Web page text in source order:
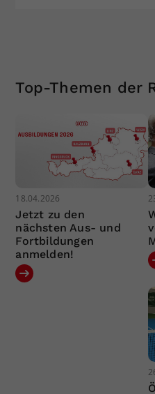
Top-Themen der
18.04.2026
Jetzt zu den
nächsten Aus- und
Fortbildungen
anmelden!